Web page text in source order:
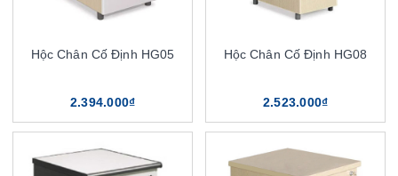
Hộc Chân Cố Định HG05
2.394.000₫
Hộc Chân Cố Định HG08
2.523.000₫